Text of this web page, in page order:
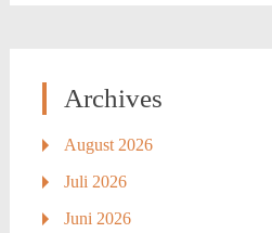
Archives
August 2026
Juli 2026
Juni 2026